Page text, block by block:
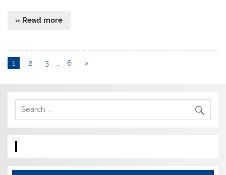
» Read more
1 2 3 … 6 »